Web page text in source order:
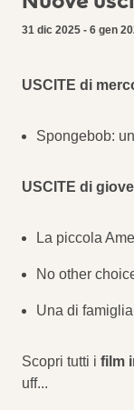
31 dic 2025 - 6 gen
USCITE di
Spongebob:
USCITE di
La piccola
No other
Una di famiglia
Scopri tutti i film
uff...